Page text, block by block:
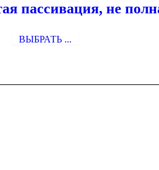
пассивация, не
ВЫБРАТЬ ...